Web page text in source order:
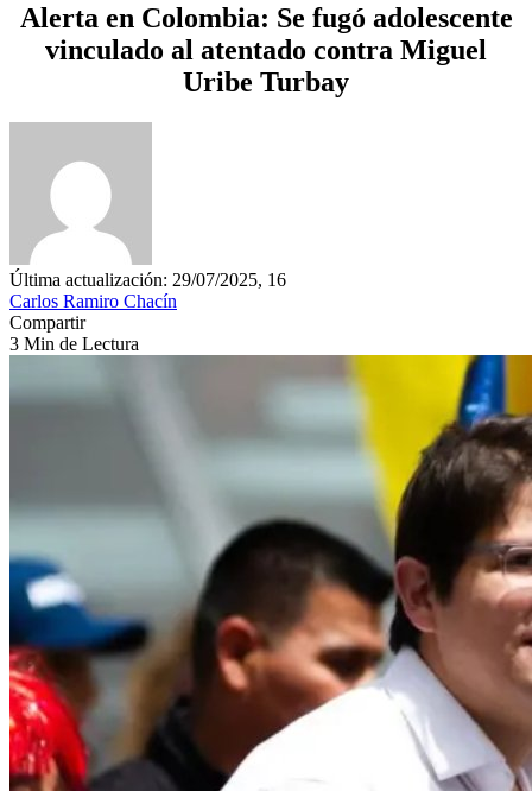
Alerta en Colombia: Se fugó adolescente
vinculado al atentado contra Miguel
Uribe Turbay
Última actualización: 29/07/2025, 16
Carlos Ramiro Chacín
Compartir
3 Min de Lectura